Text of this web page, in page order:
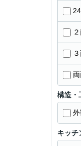
構造・
キッチ